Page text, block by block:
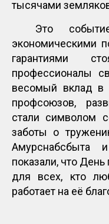
тысячами
Это
экономическими
гарантиями
профессионалы
весомый вклад в
профсоюзов,
стали символом
заботы о
Амурснабсбыта
показали, что
для всех, кто
работает на её